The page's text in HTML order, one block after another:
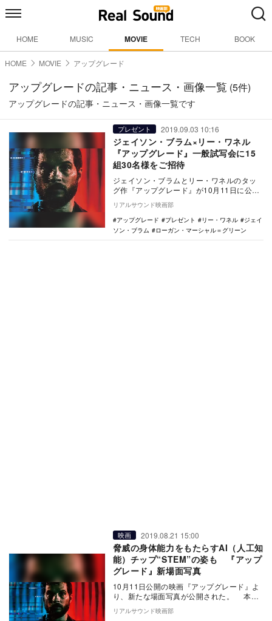
HOME MUSIC MOVIE TECH BOOK
HOME MOVIE アップグレード
アップグレードの記事・ニュース・画像一覧 (5件)
アップグレードの記事・ニュース・画像一覧です
プレゼント 2019.09.03 10:16
ジェイソン・ブラム×リー・ワネル
『アップグレード』一般試写会に15
組30名様をご招待
ジェイソン・ブラムとリー・ワネルのタッ
グ作『アップグレード』が10月11日に公開
される。 本作は、『ゲット・アウト』
『セッシ…
リアルサウンド映画部
アップグレード
プレゼント リー・ワネル
ジェイ
ソン・ブラム
ローガン・マーシャル＝グリーン
映画 2019.08.21 15:00
脅威の身体能力をもたらすAI（人工知
能）チップ“STEM”の姿も 『アップ
グレード』新場面写真
10月11日公開の映画『アップグレード』よ
り、新たな場面写真が公開された。 本作
は、『ゲット・アウト』『セッション』な
どアカ…
リアルサウンド映画部